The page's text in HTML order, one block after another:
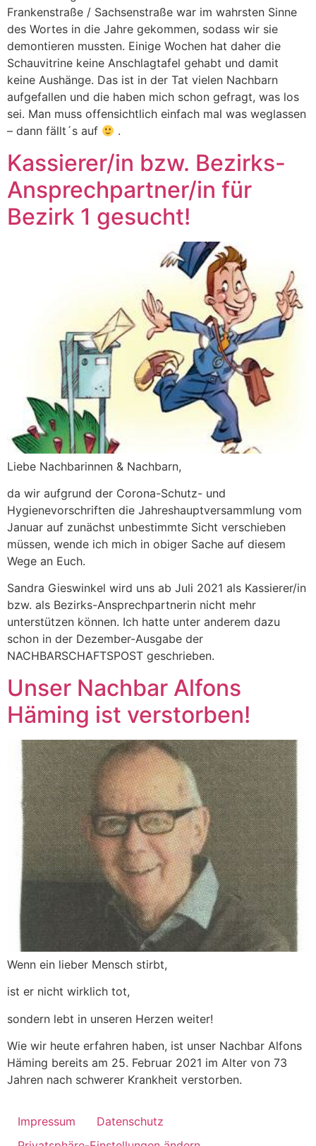
Frankenstraße / Sachsenstraße war im wahrsten Sinne
des Wortes in die Jahre gekommen, sodass wir sie
demontieren mussten. Einige Wochen hat daher die
Schauvitrine keine Anschlagtafel gehabt und damit
keine Aushänge. Das ist in der Tat vielen Nachbarn
aufgefallen und die haben mich schon gefragt, was los
sei. Man muss offensichtlich einfach mal was weglassen
– dann fällt´s auf
.
Kassierer/in bzw. Bezirks-
Ansprechpartner/in für
Bezirk 1 gesucht!
Liebe Nachbarinnen & Nachbarn,
da wir aufgrund der Corona-Schutz- und
Hygienevorschriften die Jahreshauptversammlung vom
Januar auf zunächst unbestimmte Sicht verschieben
müssen, wende ich mich in obiger Sache auf diesem
Wege an Euch.
Sandra Gieswinkel wird uns ab Juli 2021 als Kassierer/in
bzw. als Bezirks-Ansprechpartnerin nicht mehr
unterstützen können. Ich hatte unter anderem dazu
schon in der Dezember-Ausgabe der
NACHBARSCHAFTSPOST geschrieben.
Unser Nachbar Alfons
Häming ist verstorben!
Wenn ein lieber Mensch stirbt,
ist er nicht wirklich tot,
sondern lebt in unseren Herzen weiter!
Wie wir heute erfahren haben, ist unser Nachbar Alfons
Häming bereits am 25. Februar 2021 im Alter von 73
Jahren nach schwerer Krankheit verstorben.
Impressum
Datenschutz